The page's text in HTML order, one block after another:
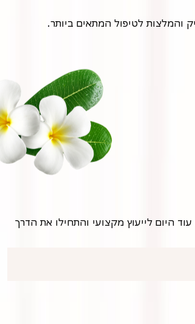
והמלצות לטיפול המתאים ביותר.